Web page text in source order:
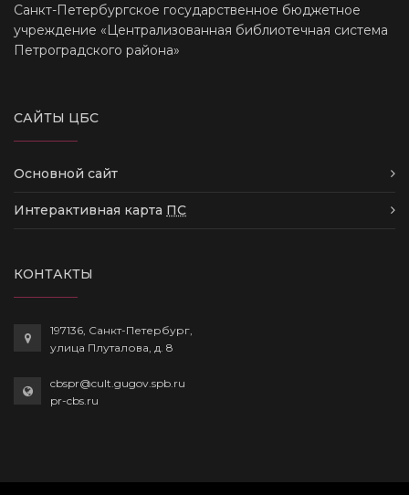
Санкт-Петербургское государственное бюджетное
учреждение «Централизованная библиотечная система
Петроградского района»
САЙТЫ ЦБС
Основной сайт
Интерактивная карта ПС
КОНТАКТЫ
197136, Санкт-Петербург,
улица Плуталова, д. 8
cbspr@cult.gugov.spb.ru
pr-cbs.ru